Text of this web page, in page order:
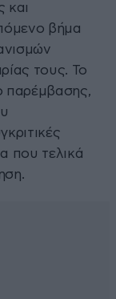
και
βήμα
τους. Το
παρέμβασης,
που τελικά